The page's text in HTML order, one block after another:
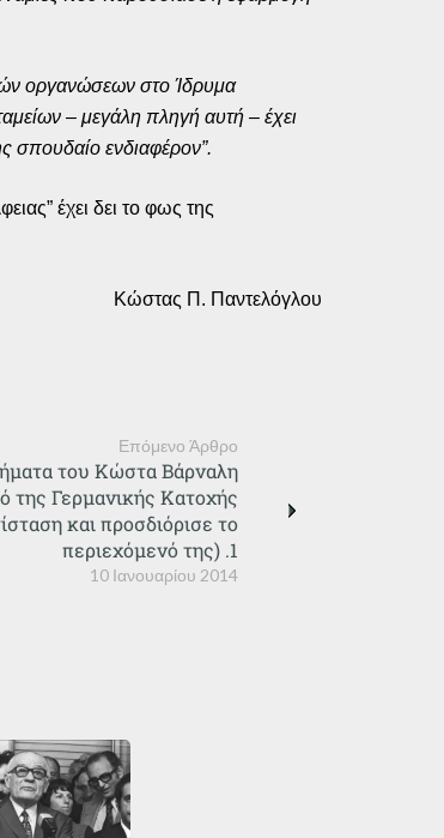
οργανώσεων στο Ίδρυμα
– μεγάλη πληγή αυτή – έχει
σπουδαίο ενδιαφέρον”.
έχει δει το φως της
Κώστας Π. Παντελόγλου
Επόμενο Άρθρο
10 Ιανουαρίου 2014
του Κώστα Βάρναλη
της Γερμανικής Κατοχής
και προσδιόρισε το
περιεχόμενό της) .1